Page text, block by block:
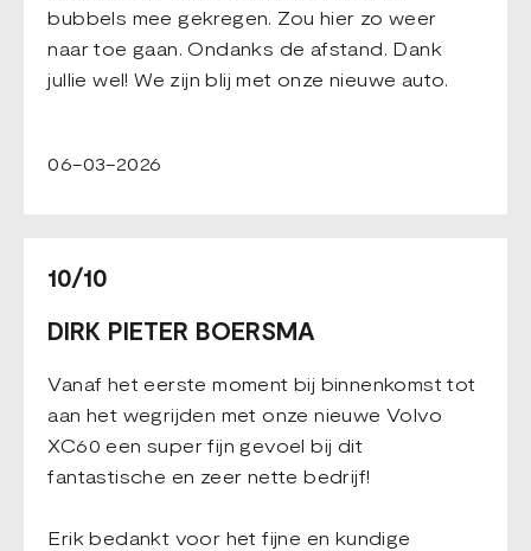
bubbels mee gekregen. Zou hier zo weer
naar toe gaan. Ondanks de afstand. Dank
jullie wel! We zijn blij met onze nieuwe auto.
06-03-2026
10/10
DIRK PIETER BOERSMA
Vanaf het eerste moment bij binnenkomst tot
aan het wegrijden met onze nieuwe Volvo
XC60 een super fijn gevoel bij dit
fantastische en zeer nette bedrijf!
Erik bedankt voor het fijne en kundige